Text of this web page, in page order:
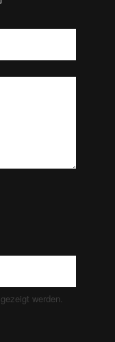
werden.